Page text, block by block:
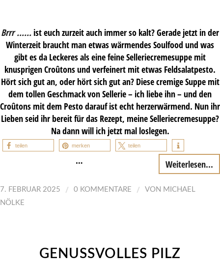
Brrr …… ist euch zurzeit auch immer so kalt? Gerade jetzt in der
Winterzeit braucht man etwas wärmendes Soulfood und was
gibt es da Leckeres als eine feine Selleriecremesuppe mit
knusprigen Croûtons und verfeinert mit etwas Feldsalatpesto.
Hört sich gut an, oder hört sich gut an? Diese cremige Suppe mit
dem tollen Geschmack von Sellerie – ich liebe ihn – und den
Croûtons mit dem Pesto darauf ist echt herzerwärmend. Nun ihr
Lieben seid ihr bereit für das Rezept, meine Selleriecremesuppe?
Na dann will ich jetzt mal loslegen.
teilen merken teilen
… Weiterlesen...
7. FEBRUAR 2025 / 0 KOMMENTARE / VON MICHAEL
NÖLKE
GENUSSVOLLES PILZ